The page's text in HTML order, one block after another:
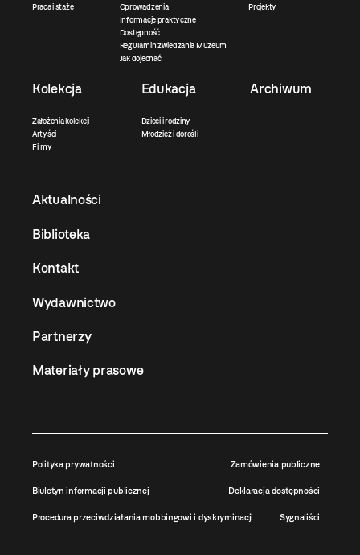
Praca i staże
Oprowadzenia
Informacje praktyczne
Dostępność
Regulamin zwiedzania Muzeum
Jak dojechać
Projekty
Kolekcja
Założenia kolekcji
Artyści
Filmy
Edukacja
Dzieci i rodziny
Młodzież i dorośli
Archiwum
Aktualności
Biblioteka
Kontakt
Wydawnictwo
Partnerzy
Materiały prasowe
Polityka prywatności Zamówienia publiczne
Biuletyn informacji publicznej Deklaracja dostępności
Procedura przeciwdziałania mobbingowi i dyskryminacji Sygnaliści